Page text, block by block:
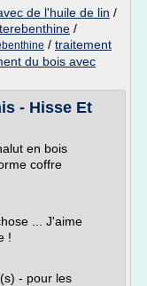
de l'huile de lin /
/
/ traitement
du bois avec
- Hisse Et
en bois
coffre
... J'aime
!
- pour les